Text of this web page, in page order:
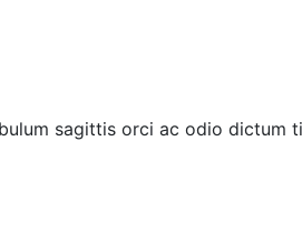
sagittis orci ac odio dictum